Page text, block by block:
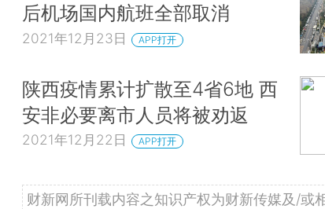
后机场国内航班全部取消
2021年12月23日 APP打开
陕西疫情累计扩散至4省6地 西
安非必要离市人员将被劝返
2021年12月22日 APP打开
财新网所刊载内容之知识产权为财新传媒及/或